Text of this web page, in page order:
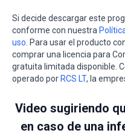
Si decide descargar este
conforme con nuestra
uso . Para usar el producto
comprar una licencia para
gratuita limitada disponible.
operado por RCS LT, la
Video sugiriendo
en caso de una